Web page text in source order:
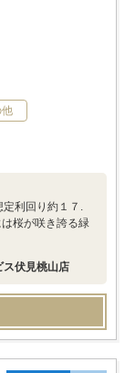
他
利回り約１７.
桜が咲き誇る緑
ス伏見桃山店